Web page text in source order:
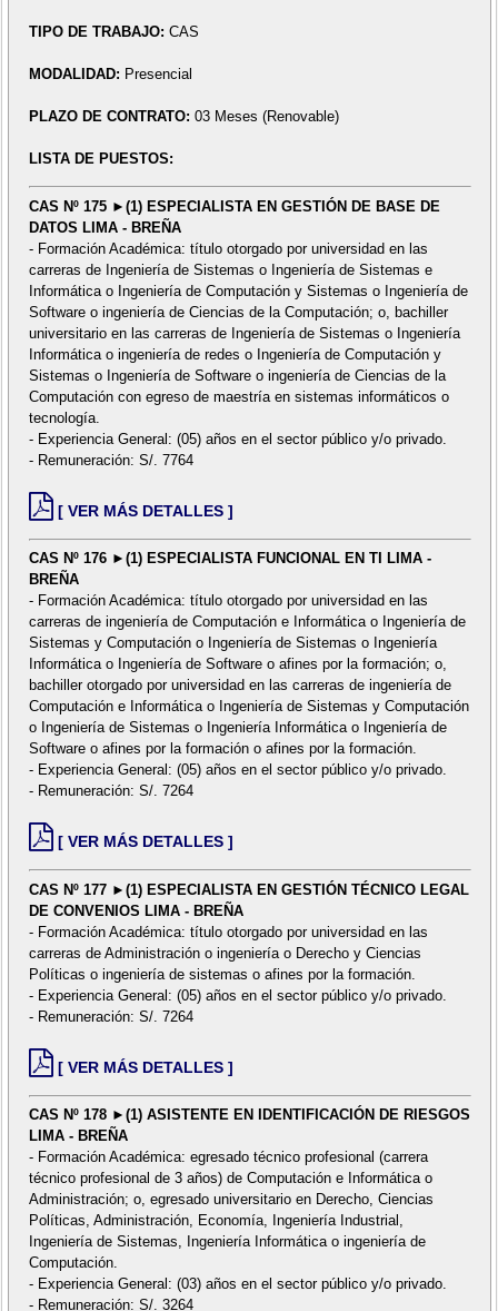
TIPO DE TRABAJO: CAS
MODALIDAD: Presencial
PLAZO DE CONTRATO: 03 Meses (Renovable)
LISTA DE PUESTOS:
CAS Nº 175 ►(1) ESPECIALISTA EN GESTIÓN DE BASE DE
DATOS LIMA - BREÑA
- Formación Académica: título otorgado por universidad en las
carreras de Ingeniería de Sistemas o Ingeniería de Sistemas e
Informática o Ingeniería de Computación y Sistemas o Ingeniería de
Software o ingeniería de Ciencias de la Computación; o, bachiller
universitario en las carreras de Ingeniería de Sistemas o Ingeniería
Informática o ingeniería de redes o Ingeniería de Computación y
Sistemas o Ingeniería de Software o ingeniería de Ciencias de la
Computación con egreso de maestría en sistemas informáticos o
tecnología.
- Experiencia General: (05) años en el sector público y/o privado.
- Remuneración: S/. 7764
[ VER MÁS DETALLES ]
CAS Nº 176 ►(1) ESPECIALISTA FUNCIONAL EN TI LIMA -
BREÑA
- Formación Académica: título otorgado por universidad en las
carreras de ingeniería de Computación e Informática o Ingeniería de
Sistemas y Computación o Ingeniería de Sistemas o Ingeniería
Informática o Ingeniería de Software o afines por la formación; o,
bachiller otorgado por universidad en las carreras de ingeniería de
Computación e Informática o Ingeniería de Sistemas y Computación
o Ingeniería de Sistemas o Ingeniería Informática o Ingeniería de
Software o afines por la formación o afines por la formación.
- Experiencia General: (05) años en el sector público y/o privado.
- Remuneración: S/. 7264
[ VER MÁS DETALLES ]
CAS Nº 177 ►(1) ESPECIALISTA EN GESTIÓN TÉCNICO LEGAL
DE CONVENIOS LIMA - BREÑA
- Formación Académica: título otorgado por universidad en las
carreras de Administración o ingeniería o Derecho y Ciencias
Políticas o ingeniería de sistemas o afines por la formación.
- Experiencia General: (05) años en el sector público y/o privado.
- Remuneración: S/. 7264
[ VER MÁS DETALLES ]
CAS Nº 178 ►(1) ASISTENTE EN IDENTIFICACIÓN DE RIESGOS
LIMA - BREÑA
- Formación Académica: egresado técnico profesional (carrera
técnico profesional de 3 años) de Computación e Informática o
Administración; o, egresado universitario en Derecho, Ciencias
Políticas, Administración, Economía, Ingeniería Industrial,
Ingeniería de Sistemas, Ingeniería Informática o ingeniería de
Computación.
- Experiencia General: (03) años en el sector público y/o privado.
- Remuneración: S/. 3264